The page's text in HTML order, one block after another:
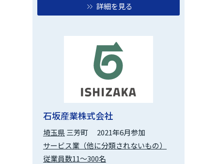
詳細を見る
石坂産業株式会社
埼玉県三芳町
2021年6月参加
サービス業（他に分類されないもの）
従業員数11～300名